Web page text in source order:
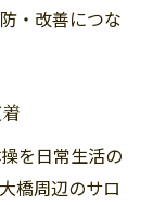
・改善につな
を日常生活の
橋周辺のサロ